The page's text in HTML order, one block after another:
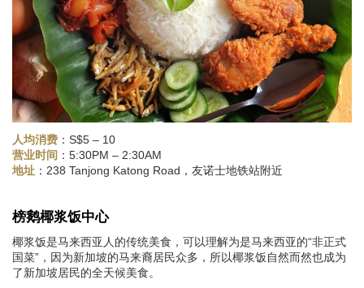
人均消费 ：S$5 – 10
营业时间 ：5:30PM – 2:30AM
地址 ：238 Tanjong Katong Road，友诺士地铁站附近
榜鹅椰浆饭中心
椰浆饭是马来西亚人的传统美食，可以理解为是马来西亚的“非正式
国菜”，因为新加坡的马来裔居民众多，所以椰浆饭自然而然也成为
了新加坡居民的全天候美食。